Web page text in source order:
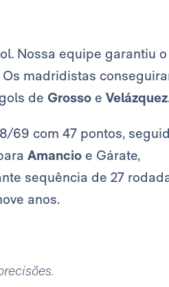
Nossa equipe garantiu o
madridistas
de Grosso e Velázquez
69 com 47 pontos,
Amancio e Gárate,
sequência de 27
anos.